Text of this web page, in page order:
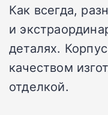
Как всегда,
и
деталях.
качеством
отделкой.